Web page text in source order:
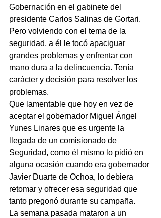
Gobernación en el gabinete del
presidente Carlos Salinas de Gortari.
Pero volviendo con el tema de la
seguridad, a él le tocó apaciguar
grandes problemas y enfrentar con
mano dura a la delincuencia. Tenía
carácter y decisión para resolver los
problemas.
Que lamentable que hoy en vez de
aceptar el gobernador Miguel Ángel
Yunes Linares que es urgente la
llegada de un comisionado de
Seguridad, como él mismo lo pidió en
alguna ocasión cuando era gobernador
Javier Duarte de Ochoa, lo debiera
retomar y ofrecer esa seguridad que
tanto pregonó durante su campaña.
La semana pasada mataron a un